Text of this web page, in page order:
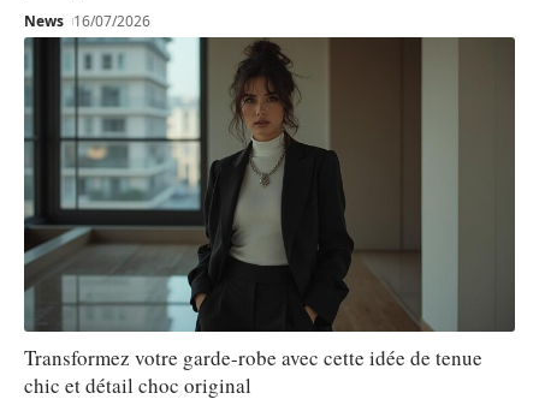
News 16/07/2026
Transformez votre garde-robe avec cette idée de tenue
chic et détail choc original